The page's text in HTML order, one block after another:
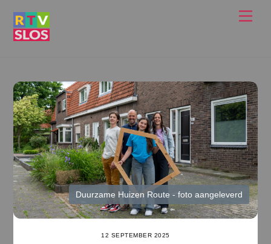
Duurzame Huizen Route - foto aangeleverd
12 SEPTEMBER 2025